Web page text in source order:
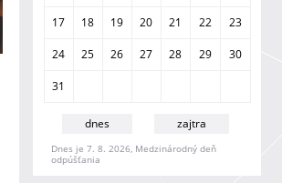
17 18 19 20 21 22 23
24 25 26 27 28 29 30
31
dnes zajtra
Dnes je 7. 8. 2026, Medzinárodný deň
odpúšťania